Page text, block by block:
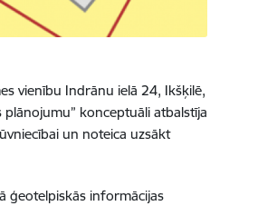
vienību Indrānu ielā 24, Ikšķilē,
konceptuāli atbalstīja
un noteica uzsākt
ģeotelpiskās informācijas